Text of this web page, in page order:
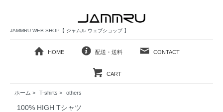
JAMMRU WEB SHOP【 ジャムル ウェブショップ 】
HOME 配送・送料 CONTACT
CART
ホーム > T-shirts > others
100% HIGH Tシャツ